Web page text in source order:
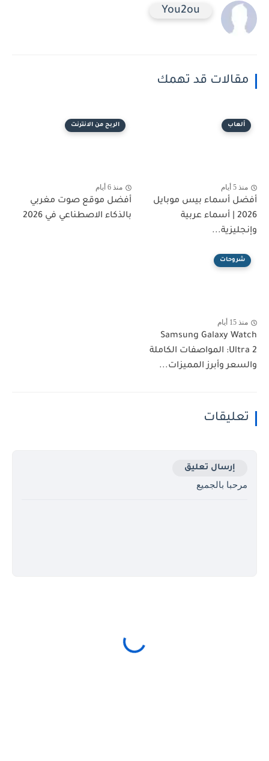
You2ou
مقالات قد تهمك
ألعاب
منذ 5 أيام
أفضل أسماء بيس موبايل
2026 | أسماء عربية
وإنجليزية...
الربح من الانترنت
منذ 6 أيام
أفضل موقع صوت مغربي
بالذكاء الاصطناعي في 2026
شروحات
منذ 15 أيام
Samsung Galaxy Watch
Ultra 2: المواصفات الكاملة
والسعر وأبرز المميزات...
تعليقات
إرسال تعليق
مرحبا بالجميع